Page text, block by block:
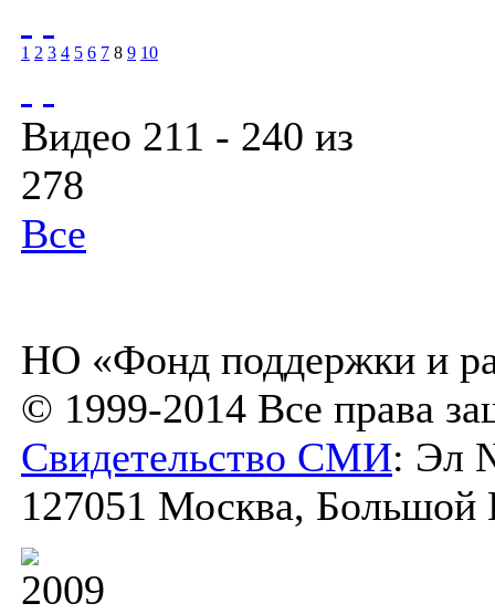
1 2 3 4 5 6 7 8 9 10
Видео 211 - 240 из
278
Все
НО «Фонд поддержки и
© 1999-2014 Все права
Свидетельство СМИ: Эл
127051 Москва, Большой
2009